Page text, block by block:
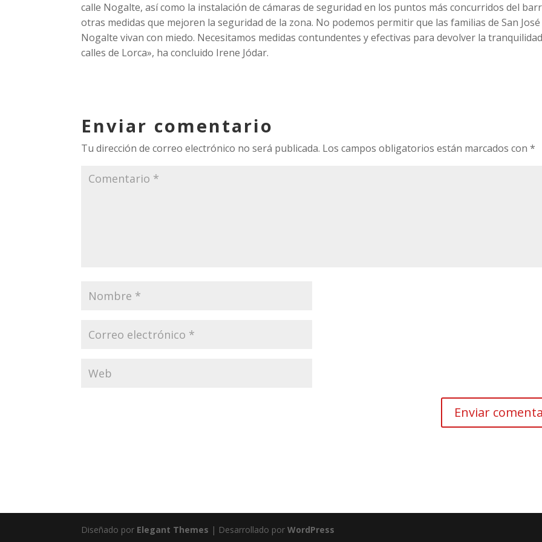
calle Nogalte, así como la instalación de cámaras de seguridad en los puntos más concurridos del
otras medidas que mejoren la seguridad de la zona. No podemos permitir que las familias de San José
Nogalte vivan con miedo. Necesitamos medidas contundentes y efectivas para devolver la
calles de Lorca», ha concluido Irene Jódar.
Enviar comentario
Tu dirección de correo electrónico no será publicada. Los campos obligatorios están marcados con*
Diseñado por Elegant Themes | Desarrollado porWordPress